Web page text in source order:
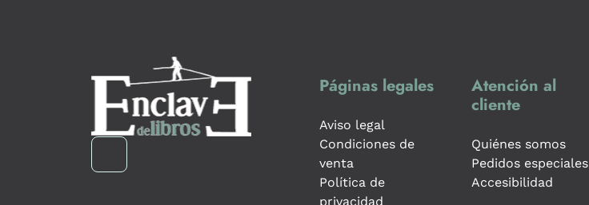
Páginas legales
Aviso legal
Condiciones de
venta
Política de
privacidad
Atención al
cliente
Quiénes somos
Pedidos especiales
Accesibilidad